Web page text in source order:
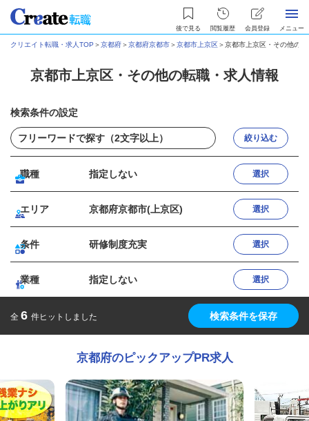
後で見る 閲覧履歴 会員登録 メニュー
クリエイト転職・求人TOP ＞京都府＞京都府京都市＞京都市上京区＞京都市上京区・その他の
京都市上京区・その他の転職・求人情報
検索条件の設定
絞り込む
職種 指定しない 選択
エリア 京都府京都市(上京区) 選択
条件 研修制度充実 選択
業種 指定しない 選択
全 6 件ヒットしました 検索条件を保存
京都府のピックアップPR求人